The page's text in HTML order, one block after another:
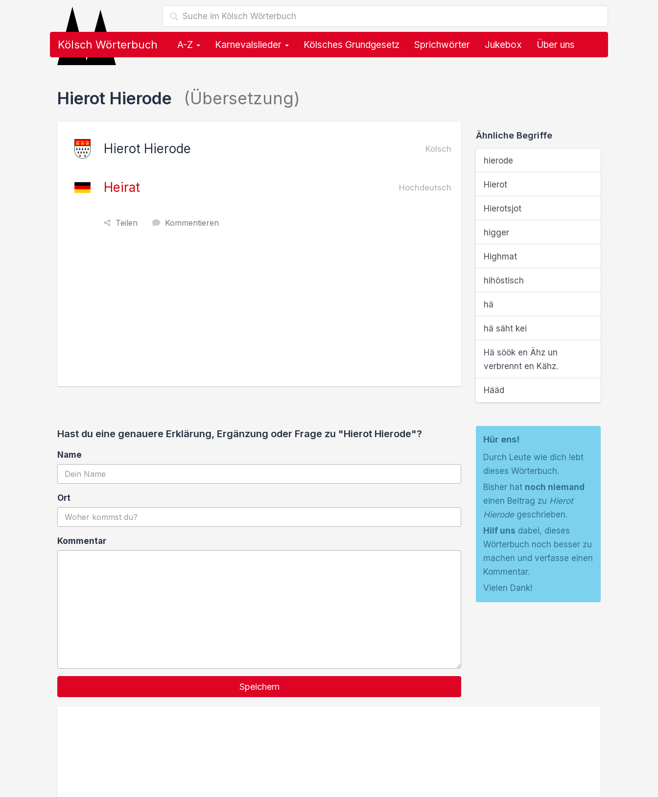
Kölsch Wörterbuch A-Z Karnevalslieder Kölsches Grundgesetz Sprichwörter Jukebox Über uns
Hierot Hierode (Übersetzung)
Hierot Hierode Kölsch
Heirat Hochdeutsch
Teilen Kommentieren
Ähnliche Begriffe
hierode
Hierot
Hierotsjot
higger
Highmat
hihöstisch
hä
hä säht kei
Hä söök en Ähz un
verbrennt en Kähz.
Hääd
Hast du eine genauere Erklärung, Ergänzung oder Frage zu "Hierot Hierode"?
Name
Ort
Kommentar
Speichern
Hür ens!
Durch Leute wie dich lebt
dieses Wörterbuch.
Bisher hat noch niemand
einen Beitrag zu Hierot
Hierodegeschrieben.
Hilf uns dabei, dieses
Wörterbuch noch besser zu
machen und verfasse einen
Kommentar.
Vielen Dank!